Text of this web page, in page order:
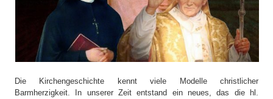
Modelle der Barmherzigkeit in der Geschichte
In der Schule der hl. Schwester Faustina und
Johannes Pauls II.
Die Kirchengeschichte kennt viele Modelle christlicher
Barmherzigkeit. In unserer Zeit entstand ein neues, das die hl.